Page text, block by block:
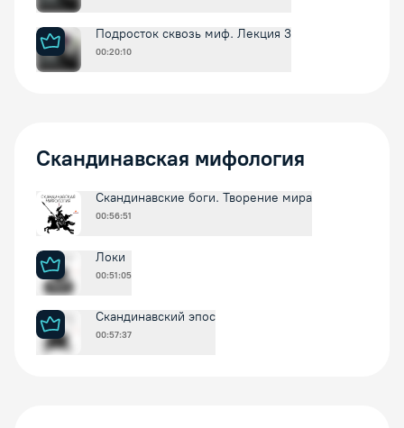
Подросток сквозь миф. Лекция 3
00:20:10
Скандинавская мифология
Скандинавские боги. Творение мира
00:56:51
Локи
00:51:05
Скандинавский эпос
00:57:37